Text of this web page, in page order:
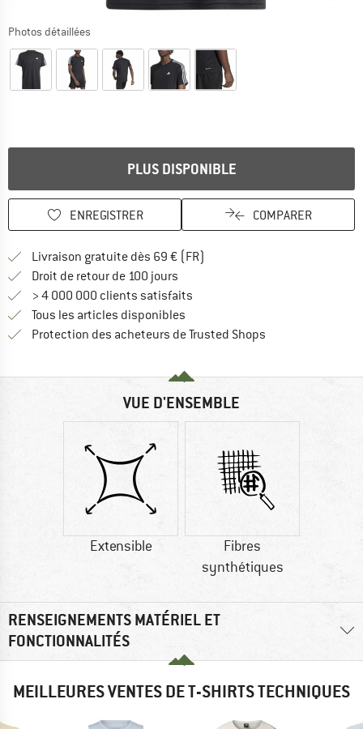
Photos détaillées
PLUS DISPONIBLE
ENREGISTRER COMPARER
Livraison gratuite dès 69 € (FR)
Droit de retour de 100 jours
> 4 000 000 clients satisfaits
Tous les articles disponibles
Protection des acheteurs de Trusted Shops
VUE D'ENSEMBLE
Extensible
Fibres
synthétiques
RENSEIGNEMENTS MATÉRIEL ET
FONCTIONNALITÉS
MEILLEURES VENTES DE T-SHIRTS TECHNIQUES